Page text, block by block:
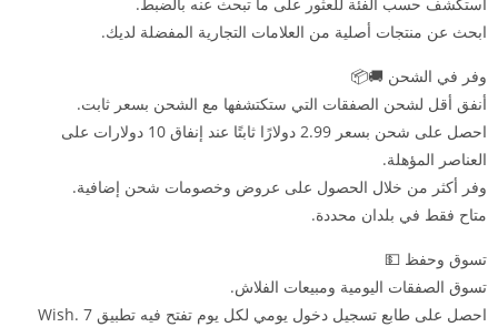
ابحث عن منتجات أصلية من العلامات التجارية المفضلة لديك.
وفر في الشحن 🚚📦
أنفق أقل لشحن الصفقات التي ستكتشفها مع الشحن بسعر ثابت.
احصل على شحن بسعر 2.99 دولارًا ثابتًا عند إنفاق 10 دولارات على
العناصر المؤهلة.
وفر أكثر من خلال الحصول على عروض وخصومات شحن إضافية.
متاح فقط في بلدان محددة.
تسوق وحفظ 💵
تسوق الصفقات اليومية ومبيعات الفلاش.
احصل على طابع تسجيل دخول يومي لكل يوم تفتح فيه تطبيق Wish. 7